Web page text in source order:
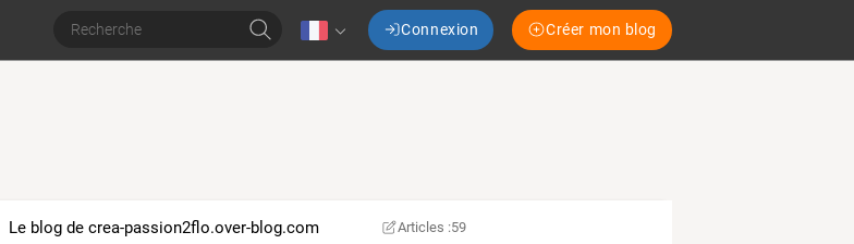
Connexion Créer mon blog
Le blog de crea-passion2flo.over-blog.com Articles :59